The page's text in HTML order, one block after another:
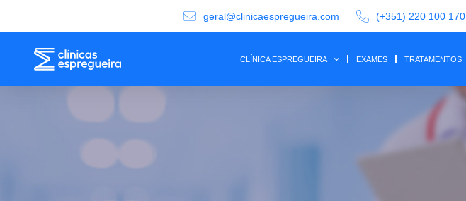
geral@clinicaespregueira.com (+351) 220 100 170
CLÍNICA ESPREGUEIRA EXAMES TRATAMENTOS